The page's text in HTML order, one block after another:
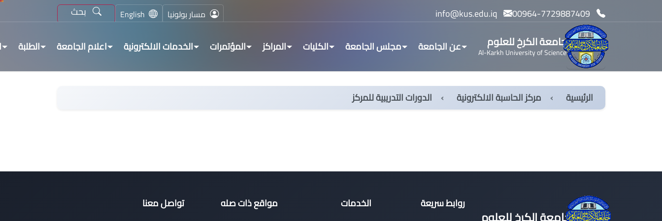
info@kus.edu.iq مسار بولونيا بحث
جامعة الكرخ للعلوم
Al-Karkh University of Science عن الجامعة مجلس الجامعة الكليات المراكز المؤتمرات الخدمات الالكترونية اعلام الجامعة الطلبة
الرئيسية مركز الحاسبة الالكترونية الدورات التدريبية للمركز
روابط سريعة
الخدمات
مواقع ذات صله
تواصل معنا